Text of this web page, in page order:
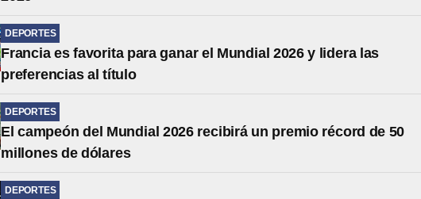
DEPORTES
Francia es favorita para ganar el Mundial 2026 y lidera las
preferencias al título
DEPORTES
El campeón del Mundial 2026 recibirá un premio récord de 50
millones de dólares
DEPORTES